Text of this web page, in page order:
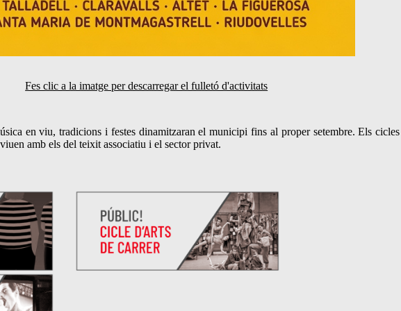
Fes clic a la imatge per descarregar el fulletó d'activitats
en viu, tradicions i festes dinamitzaran el municipi fins al proper setembre. Els
amb els del teixit associatiu i el sector privat.